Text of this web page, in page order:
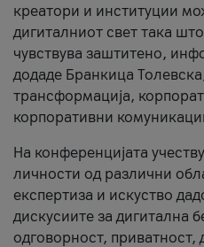
креатори и институции
дигиталниот свет така
чувствува заштитено,
додаде Бранкица
трансформација,
корпоративни
На конференцијата
личности од различни
експертиза и искуство
дискусиите за дигитална
одговорност, приватност,